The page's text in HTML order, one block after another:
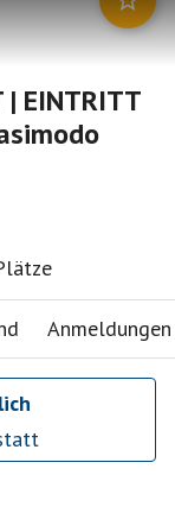
| EINTRITT
Anmeldungen